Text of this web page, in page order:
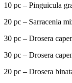
10 pc – Pinguicula
20 pc – Sarracenia
30 pc – Drosera
30 pc – Drosera
20 pc – Drosera